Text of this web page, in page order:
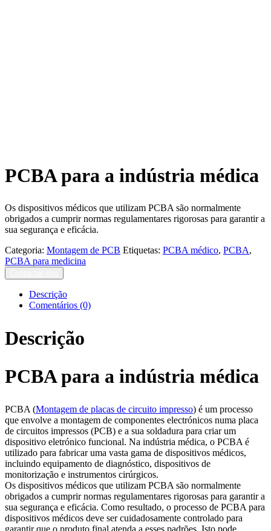
PCBA para a indústria médica
Os dispositivos médicos que utilizam PCBA são normalmente
obrigados a cumprir normas regulamentares rigorosas para garantir a
sua segurança e eficácia.
Categoria: Montagem de PCB Etiquetas: PCBA médico, PCBA,
PCBA para medicina
Descrição
Comentários (0)
Descrição
PCBA para a indústria médica
PCBA (Montagem de placas de circuito impresso) é um processo
que envolve a montagem de componentes electrónicos numa placa
de circuitos impressos (PCB) e a sua soldadura para criar um
dispositivo eletrónico funcional. Na indústria médica, o PCBA é
utilizado para fabricar uma vasta gama de dispositivos médicos,
incluindo equipamento de diagnóstico, dispositivos de
monitorização e instrumentos cirúrgicos.
Os dispositivos médicos que utilizam PCBA são normalmente
obrigados a cumprir normas regulamentares rigorosas para garantir a
sua segurança e eficácia. Como resultado, o processo de PCBA para
dispositivos médicos deve ser cuidadosamente controlado para
garantir que o produto final atenda a esses padrões. Isto pode